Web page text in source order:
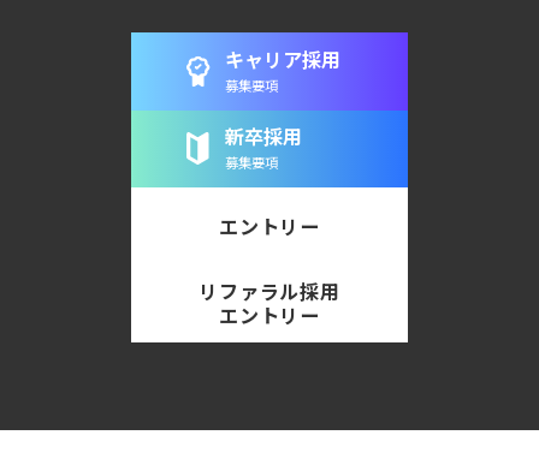
キャリア採用
募集要項
新卒採用
募集要項
エントリー
リファラル採用
エントリー